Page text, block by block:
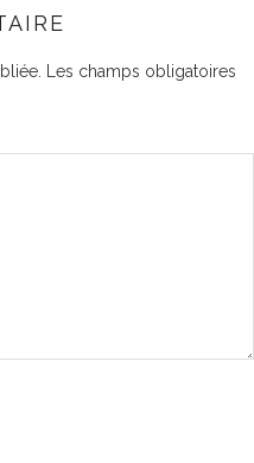
Les champs obligatoires